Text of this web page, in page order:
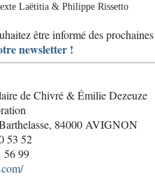
Laëtitia & Philippe Rissetto
être informé des
newsletter !
de Chivré & Émilie Dezeuze
84000 AVIGNON
53 52
56 99